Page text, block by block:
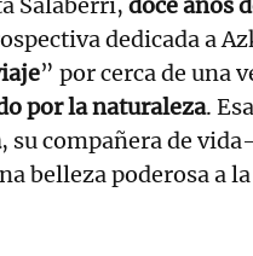
dedicada a
” por cerca de una
por la naturaleza.
, su compañera de
belleza poderosa a